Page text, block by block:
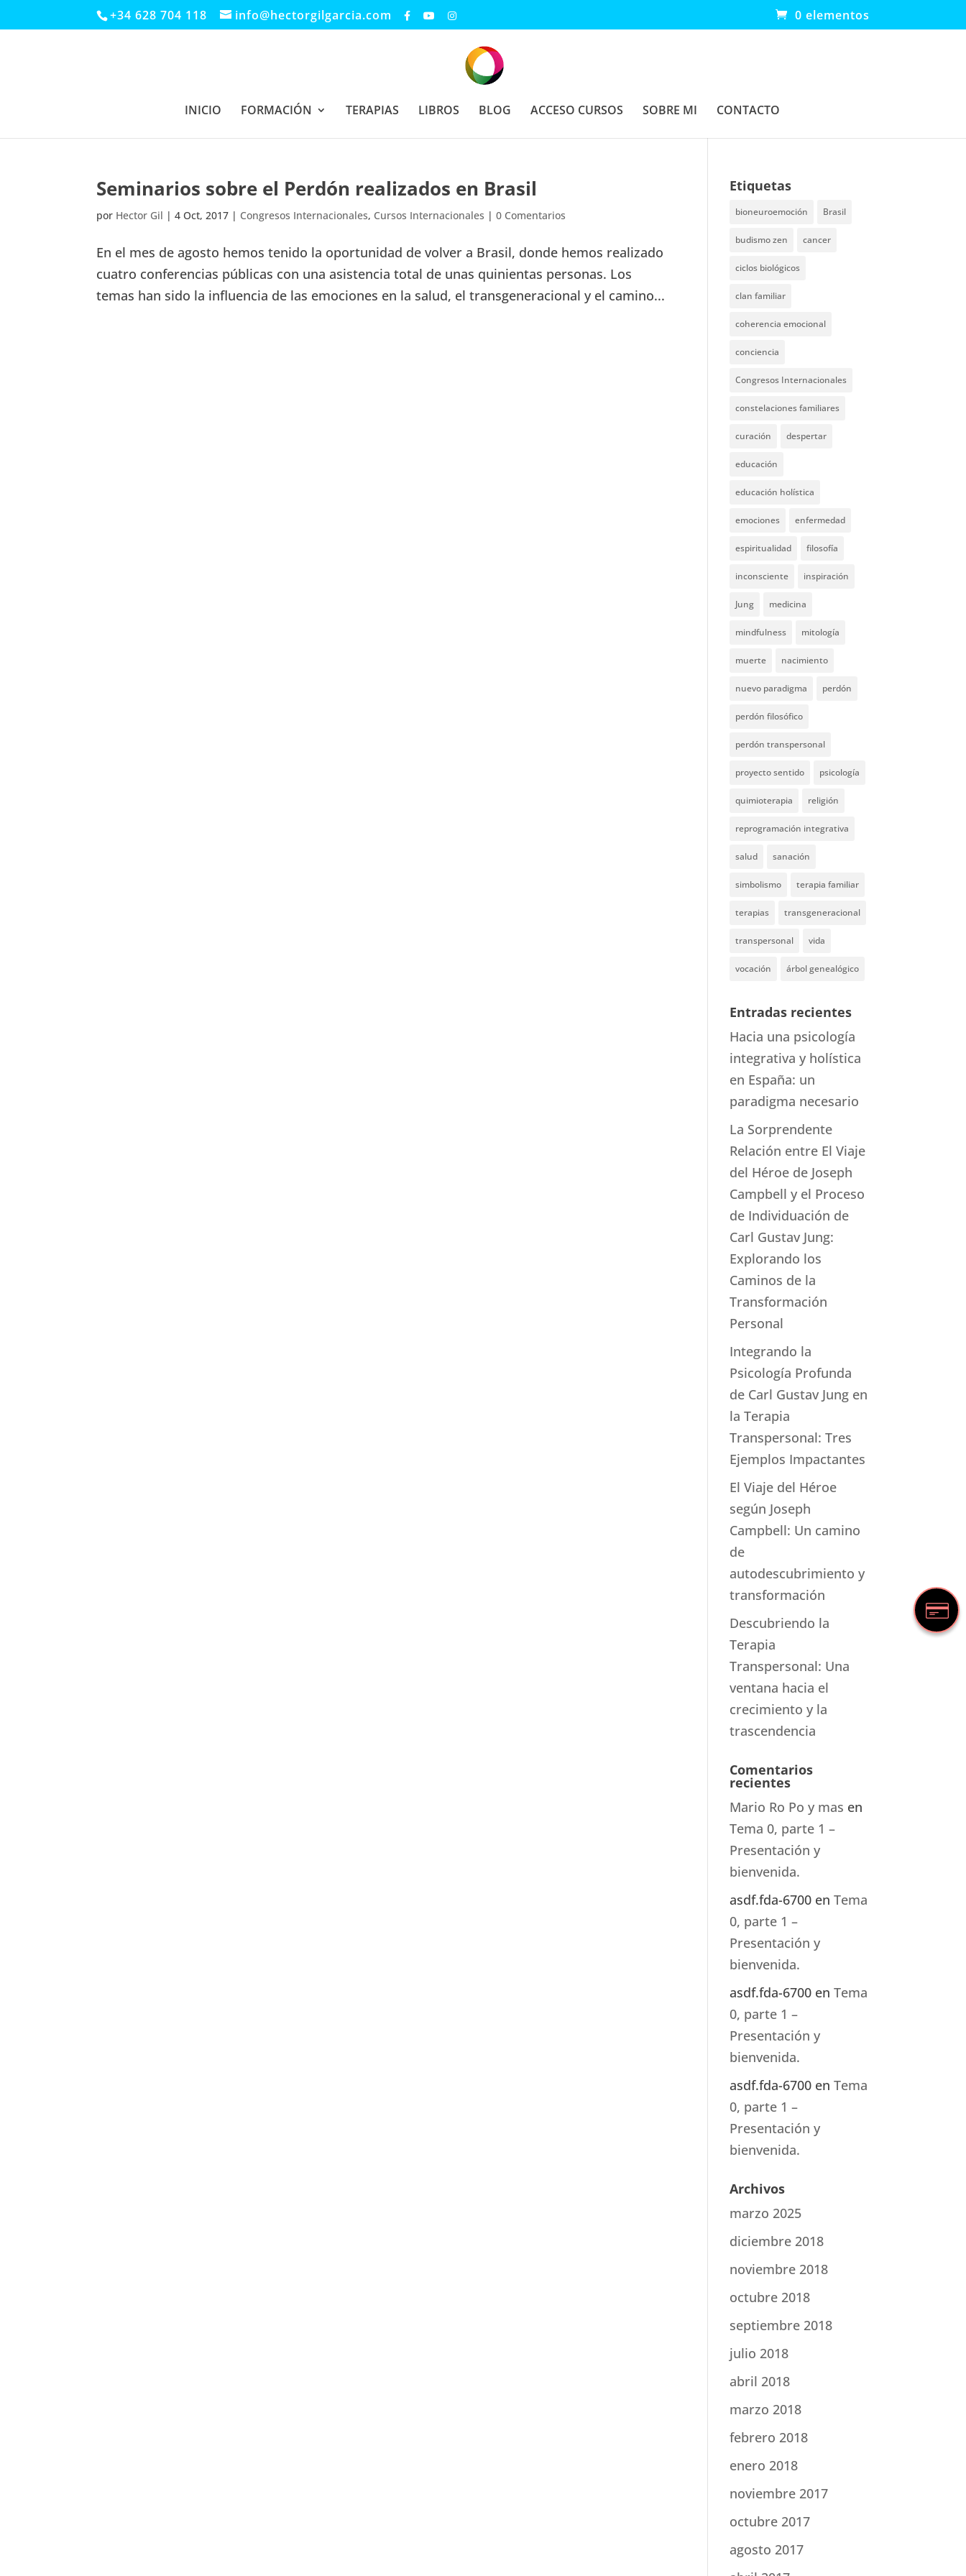
+34 628 704 118 info@hectorgilgarcia.com 0 elementos
INICIO FORMACIÓN TERAPIAS LIBROS BLOG ACCESO CURSOS SOBRE MI CONTACTO
Seminarios sobre el Perdón realizados en Brasil
por Hector Gil |4 Oct, 2017 | Congresos Internacionales, Cursos Internacionales |0 Comentarios
En el mes de agosto hemos tenido la oportunidad de volver a Brasil, donde hemos realizado
cuatro conferencias públicas con una asistencia total de unas quinientas personas. Los
temas han sido la influencia de las emociones en la salud, el transgeneracional y el camino...
Etiquetas
bioneuroemoción Brasil
budismo zen cancer
ciclos biológicos
clan familiar
coherencia emocional
conciencia
Congresos Internacionales
constelaciones familiares
curación despertar
educación
educación holística
emociones enfermedad
espiritualidad filosofía
inconsciente inspiración
Jung medicina
mindfulness mitología
muerte nacimiento
nuevo paradigma perdón
perdón filosófico
perdón transpersonal
proyecto sentido psicología
quimioterapia religión
reprogramación integrativa
salud sanación
simbolismo terapia familiar
terapias transgeneracional
transpersonal vida
vocación árbol genealógico
Entradas recientes
Hacia una psicología
integrativa y holística
en España: un
paradigma necesario
La Sorprendente
Relación entre El Viaje
del Héroe de Joseph
Campbell y el Proceso
de Individuación de
Carl Gustav Jung:
Explorando los
Caminos de la
Transformación
Personal
Integrando la
Psicología Profunda
de Carl Gustav Jung en
la Terapia
Transpersonal: Tres
Ejemplos Impactantes
El Viaje del Héroe
según Joseph
Campbell: Un camino
de
autodescubrimiento y
transformación
Descubriendo la
Terapia
Transpersonal: Una
ventana hacia el
crecimiento y la
trascendencia
Comentarios
recientes
Mario Ro Po y mas en
Tema 0, parte 1 –
Presentación y
bienvenida.
asdf.fda-6700 enTema
0, parte 1 –
Presentación y
bienvenida.
asdf.fda-6700 enTema
0, parte 1 –
Presentación y
bienvenida.
asdf.fda-6700 enTema
0, parte 1 –
Presentación y
bienvenida.
Archivos
marzo 2025
diciembre 2018
noviembre 2018
octubre 2018
septiembre 2018
julio 2018
abril 2018
marzo 2018
febrero 2018
enero 2018
noviembre 2017
octubre 2017
agosto 2017